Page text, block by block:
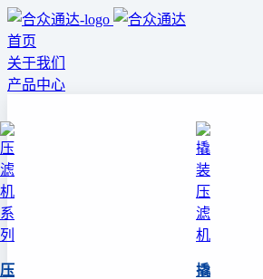
首页
关于我们
产品中心
压
撬